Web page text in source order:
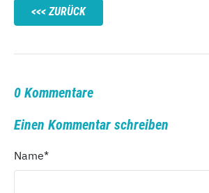
ZURÜCK
0 Kommentare
Einen Kommentar schreiben
Name*